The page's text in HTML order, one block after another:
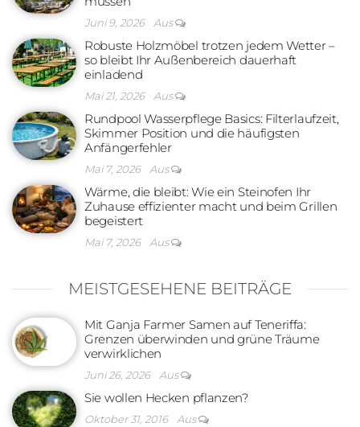
Juni 9, 2026 Aus
Robuste Holzmöbel trotzen jedem Wetter –
so bleibt Ihr Außenbereich dauerhaft
einladend
Mai 21, 2026 Aus
Rundpool Wasserpflege Basics: Filterlaufzeit,
Skimmer Position und die häufigsten
Anfängerfehler
Mai 7, 2026 Aus
Wärme, die bleibt: Wie ein Steinofen Ihr
Zuhause effizienter macht und beim Grillen
begeistert
Mai 7, 2026 Aus
MEISTGESEHENE BEITRÄGE
Mit Ganja Farmer Samen auf Teneriffa:
Grenzen überwinden und grüne Träume
verwirklichen
Juni 26, 2026 Aus
Sie wollen Hecken pflanzen?
Oktober 31, 2016 Aus